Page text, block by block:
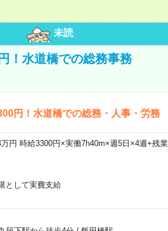
未読
！水道橋での総務事務
円！水道橋での総務・人事・労務
円 時給3300円×実働7h40m×週5日×4週+残
として実費支給